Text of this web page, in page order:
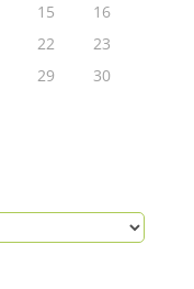
15
16
22
23
29
30